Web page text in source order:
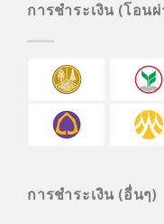
การชำระเงิน (โอน
การชำระเงิน (อื่นๆ)